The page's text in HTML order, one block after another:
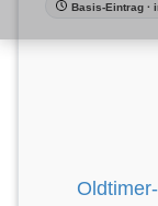
Basis-Eintrag ·